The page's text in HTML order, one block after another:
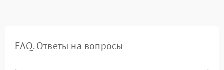
FAQ. Ответы на вопросы